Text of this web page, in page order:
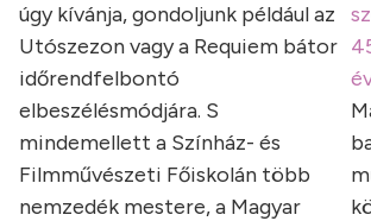
úgy kívánja, gondoljunk például az
Utószezon vagy a Requiem bátor
időrendfelbontó
elbeszélésmódjára. S
mindemellett a Színház- és
Filmművészeti Főiskolán több
nemzedék mestere, a Magyar